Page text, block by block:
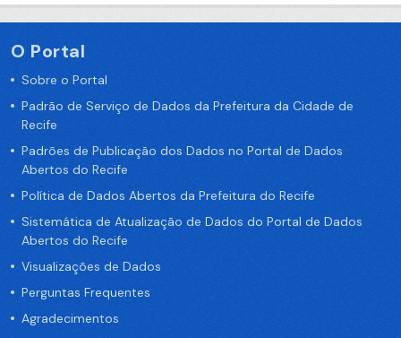
O Portal
Sobre o Portal
Padrão de Serviço de Dados da Prefeitura da Cidade de
Recife
Padrões de Publicação dos Dados no Portal de Dados
Abertos do Recife
Política de Dados Abertos da Prefeitura do Recife
Sistemática de Atualização de Dados do Portal de Dados
Abertos do Recife
Visualizações de Dados
Perguntas Frequentes
Agradecimentos